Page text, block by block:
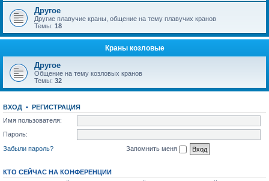
Другое
Другие плавучие краны, общение на тему плавучих кранов
Темы: 18
Краны козловые
Другое
Общение на тему козловых кранов
Темы: 32
ВХОД • РЕГИСТРАЦИЯ
Имя пользователя:
Пароль:
Забыли пароль?
Запомнить меня
КТО СЕЙЧАС НА КОНФЕРЕНЦИИ